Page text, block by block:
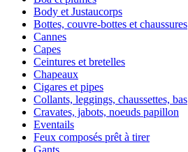
Body et Justaucorps
Bottes, couvre-bottes et chaussures
Cannes
Capes
Ceintures et bretelles
Chapeaux
Cigares et pipes
Collants, leggings, chaussettes, bas
Cravates, jabots, noeuds papillon
Eventails
Feux composés prêt à tirer
Gants